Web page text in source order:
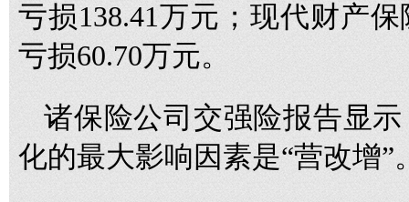
亏损138.41万元；现代财产
亏损60.70万元。
诸保险公司交强险报告显
化的最大影响因素是“营改增”